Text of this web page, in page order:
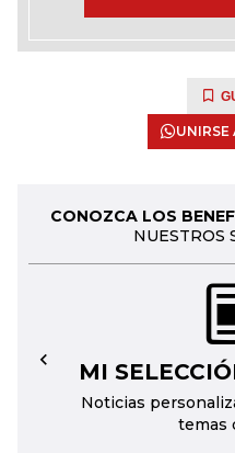
UNIRSE
CONOZCA LOS
NUESTROS
MI
Noticias
temas
←